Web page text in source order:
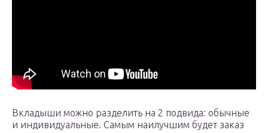
Вкладыши можно разделить на 2 подвида: обычные
и индивидуальные. Самым наилучшим будет заказ